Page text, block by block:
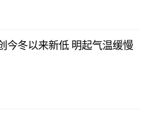
今冬以来新低 明起气温缓慢